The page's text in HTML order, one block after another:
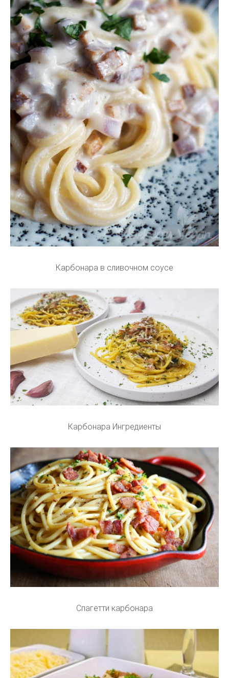
Карбонара в сливочном соусе
Карбонара Ингредиенты
Спагетти карбонара